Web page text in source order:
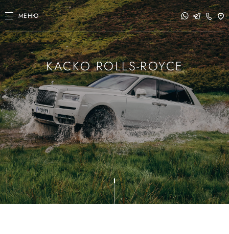
МЕНЮ
КАСКО ROLLS-ROYCE